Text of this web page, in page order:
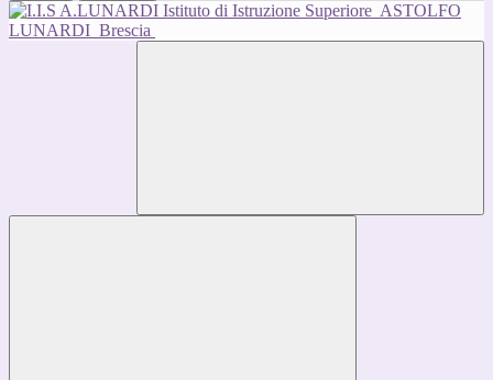
Istituto di Istruzione Superiore ASTOLFO
LUNARDI Brescia